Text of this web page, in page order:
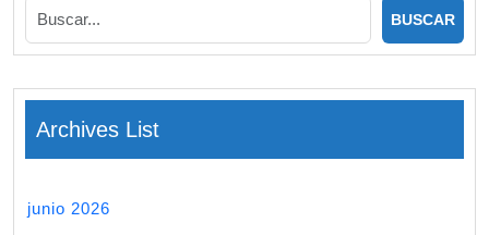
Archives List
junio 2026